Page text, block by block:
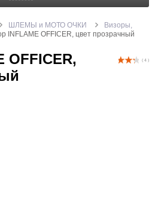
ШЛЕМЫ и МОТО ОЧКИ
Визоры,
INFLAME OFFICER, цвет прозрачный
OFFICER,
( 4 )